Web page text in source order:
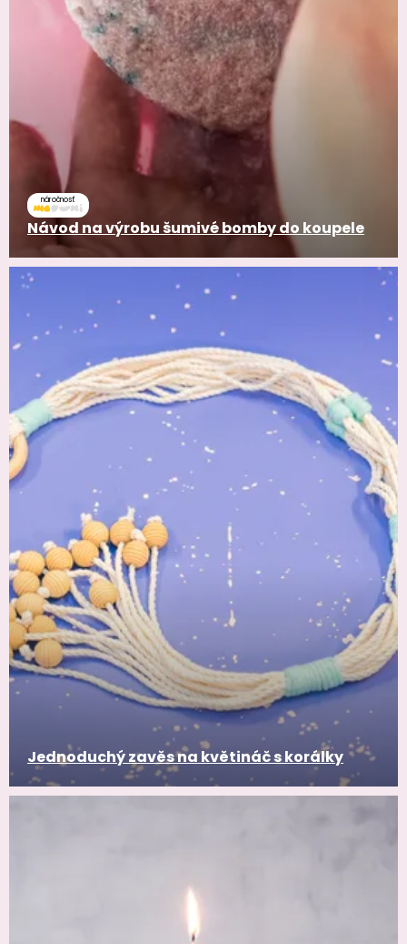
náročnosť
Návod na výrobu šumivé bomby do koupele
Jednoduchý zavěs na květináč s korálky